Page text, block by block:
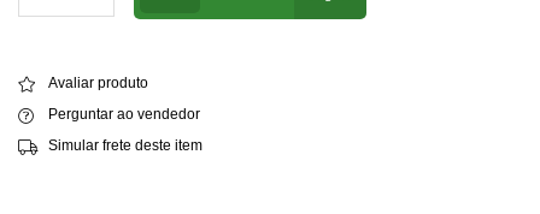
Avaliar produto
Perguntar ao vendedor
Simular frete deste item